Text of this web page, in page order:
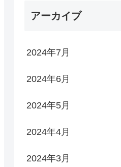
アーカイブ
2024年7月
2024年6月
2024年5月
2024年4月
2024年3月